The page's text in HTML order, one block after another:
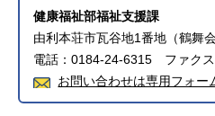
健康福祉部福祉支援課
由利本荘市瓦谷地1番地（鶴舞会
電話：0184-24-6315 ファク
お問い合わせは専用フォー